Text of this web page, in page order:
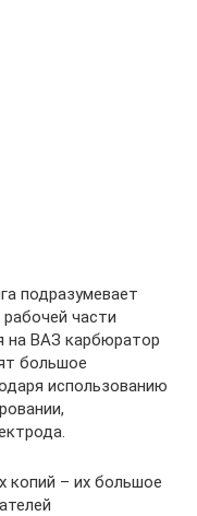
подразумевает
части
на ВАЗ карбюратор
большое
использованию
копий – их большое